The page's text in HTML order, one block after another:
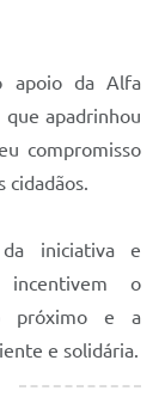
apoio da Alfa
que apadrinhou
compromisso
iniciativa e
incentivem o
próximo e a
e solidária.